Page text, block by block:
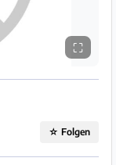
⛶
☆ Folgen